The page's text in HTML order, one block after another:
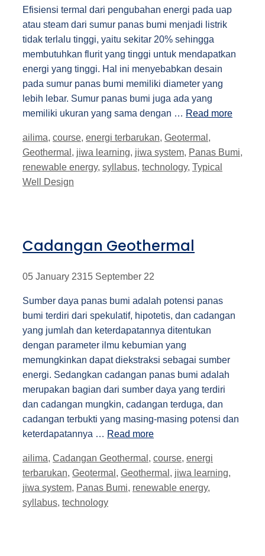
Efisiensi termal dari pengubahan energi pada uap
atau steam dari sumur panas bumi menjadi listrik
tidak terlalu tinggi, yaitu sekitar 20% sehingga
membutuhkan flurit yang tinggi untuk mendapatkan
energi yang tinggi. Hal ini menyebabkan desain
pada sumur panas bumi memiliki diameter yang
lebih lebar. Sumur panas bumi juga ada yang
memiliki ukuran yang sama dengan … Read more
Tags
ailima, course, energi terbarukan, Geotermal ,
Geothermal , jiwa learning, jiwa system, Panas Bumi,
renewable energy, syllabus, technology, Typical
Well Design
Cadangan Geothermal
05 January 2315 September 22
Sumber daya panas bumi adalah potensi panas
bumi terdiri dari spekulatif, hipotetis, dan cadangan
yang jumlah dan keterdapatannya ditentukan
dengan parameter ilmu kebumian yang
memungkinkan dapat diekstraksi sebagai sumber
energi. Sedangkan cadangan panas bumi adalah
merupakan bagian dari sumber daya yang terdiri
dan cadangan mungkin, cadangan terduga, dan
cadangan terbukti yang masing-masing potensi dan
keterdapatannya … Read more
Tags
ailima, Cadangan Geothermal , course, energi
terbarukan, Geotermal , Geothermal , jiwa learning,
jiwa system, Panas Bumi, renewable energy,
syllabus, technology